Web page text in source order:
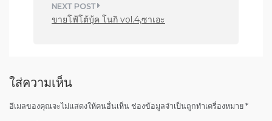
ะ
แ
เ
รื่
ขายโฟ้โต้บุ้ค โนกิ vol.4,ซาเอะ
ใส่ความเห็น
อีเมลของคุณจะไม่แสดงให้คนอื่นเห็น ช่องข้อมูลจำเป็นถูกทำเครื่องหมาย *